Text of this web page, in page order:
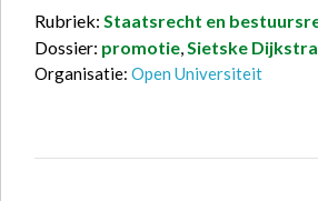
Rubriek: Staatsrecht en
Dossier: promotie,Sietske Dijkstra
Organisatie: Open Universiteit